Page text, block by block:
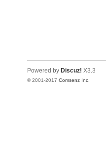
Powered by Discuz! X3.3
© 2001-2017 Comsenz Inc.